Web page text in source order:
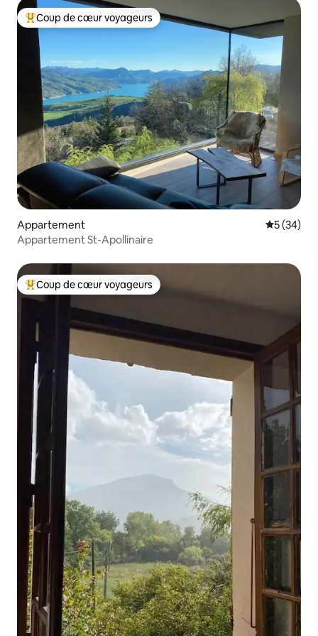
Coups de cœur voyageurs les plus appréciés
Coup de cœur voyageurs
Appartement
5 (34)
Appartement St-Apollinaire
Coups de cœur voyageurs les plus appréciés
Coup de cœur voyageurs